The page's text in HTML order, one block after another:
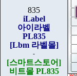
835
iLabel
아이라벨
PL835
[Lbm 라벨몰]
-
[스마트스토어]
비트몰 PL835